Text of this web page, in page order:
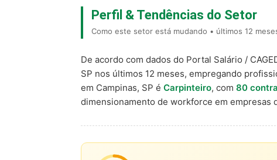
Perfil & Tendências do Setor
Como este setor está mudando • últimos 12
De acordo com dados do Portal Salário /
SP nos últimos 12 meses, empregando
em Campinas, SP é Carpinteiro, com 80
dimensionamento de workforce em empresas